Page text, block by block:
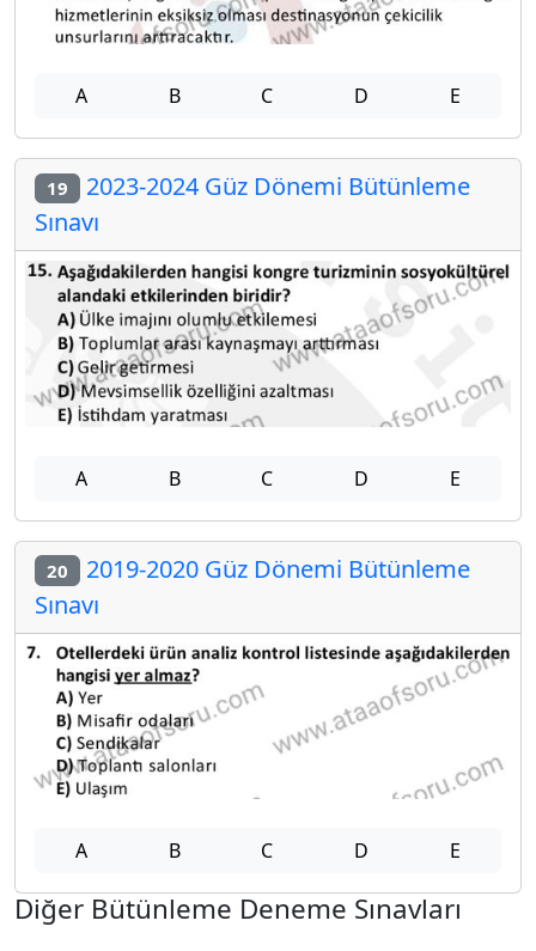
A B C D E
19 2023-2024 Güz Dönemi Bütünleme
Sınavı
A B C D E
20 2019-2020 Güz Dönemi Bütünleme
Sınavı
A B C D E
Diğer Bütünleme Deneme Sınavları